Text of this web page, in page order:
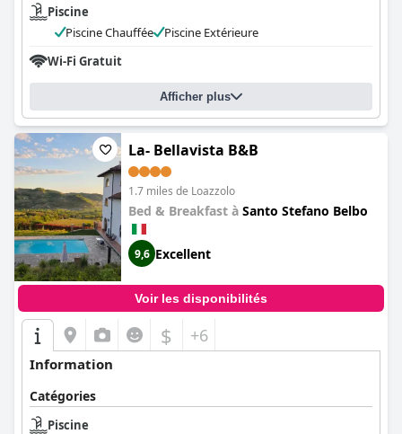
Piscine
Piscine Chauffée
Piscine Extérieure
Wi-Fi Gratuit
Afficher plus
La- Bellavista B&B
1.7 miles de Loazzolo
Bed & Breakfast à Santo Stefano Belbo
9,6 Excellent
Voir les disponibilités
$ +6
Information
Catégories
Piscine